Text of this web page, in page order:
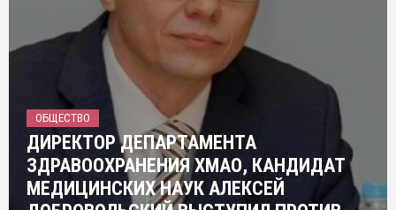
ОБЩЕСТВО
ДИРЕКТОР ДЕПАРТАМЕНТА
ЗДРАВООХРАНЕНИЯ ХМАО, КАНДИДАТ
МЕДИЦИНСКИХ НАУК АЛЕКСЕЙ